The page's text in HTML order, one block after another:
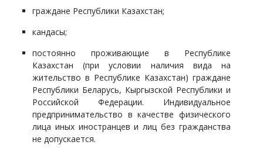
граждане Республики Казахстан;
кандасы;
постоянно проживающие в Республике
Казахстан (при условии наличия вида на
жительство в Республике Казахстан) граждане
Республики Беларусь, Кыргызской Республики и
Российской Федерации. Индивидуальное
предпринимательство в качестве физического
лица иных иностранцев и лиц без гражданства
не допускается.